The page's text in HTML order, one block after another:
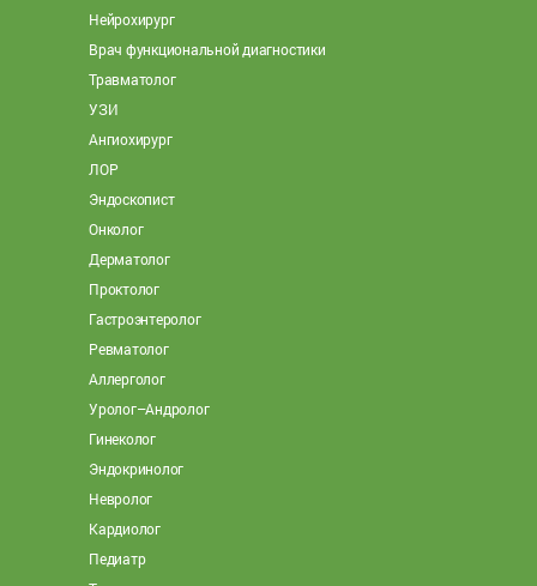
Нейрохирург
Врач функциональной диагностики
Травматолог
УЗИ
Ангиохирург
ЛОР
Эндоскопист
Онколог
Дерматолог
Проктолог
Гастроэнтеролог
Ревматолог
Аллерголог
Уролог–Андролог
Гинеколог
Эндокринолог
Невролог
Кардиолог
Педиатр